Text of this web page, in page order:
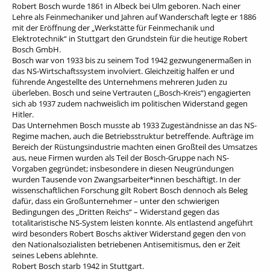
Robert Bosch wurde 1861 in Albeck bei Ulm geboren. Nach einer
Lehre als Feinmechaniker und Jahren auf Wanderschaft legte er 1886
mit der Eröffnung der „Werkstätte für Feinmechanik und
Elektrotechnik“ in Stuttgart den Grundstein für die heutige Robert
Bosch GmbH.
Bosch war von 1933 bis zu seinem Tod 1942 gezwungenermaßen in
das NS-Wirtschaftssystem involviert. Gleichzeitig halfen er und
führende Angestellte des Unternehmens mehreren Juden zu
überleben. Bosch und seine Vertrauten („Bosch-Kreis“) engagierten
sich ab 1937 zudem nachweislich im politischen Widerstand gegen
Hitler.
Das Unternehmen Bosch musste ab 1933 Zugeständnisse an das NS-
Regime machen, auch die Betriebsstruktur betreffende. Aufträge im
Bereich der Rüstungsindustrie machten einen Großteil des Umsatzes
aus, neue Firmen wurden als Teil der Bosch-Gruppe nach NS-
Vorgaben gegründet; insbesondere in diesen Neugründungen
wurden Tausende von Zwangsarbeiter*innen beschäftigt. In der
wissenschaftlichen Forschung gilt Robert Bosch dennoch als Beleg
dafür, dass ein Großunternehmer – unter den schwierigen
Bedingungen des „Dritten Reichs“ – Widerstand gegen das
totalitaristische NS-System leisten konnte. Als entlastend angeführt
wird besonders Robert Boschs aktiver Widerstand gegen den von
den Nationalsozialisten betriebenen Antisemitismus, den er Zeit
seines Lebens ablehnte.
Robert Bosch starb 1942 in Stuttgart.